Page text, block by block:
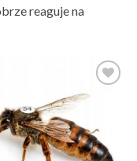
reaguje na
Wishlist